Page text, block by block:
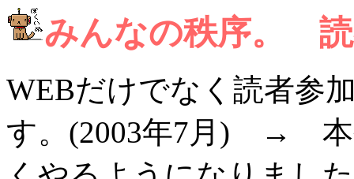
みんなの秩序。
WEBだけでなく読者参
す。(2003年7月) → 本